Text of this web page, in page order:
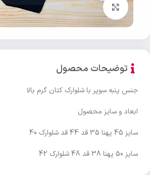
بزرگنمایی تصویر
توضیحات محصول
جنس پنبه سوپر با شلوارک کتان گرم بالا
ابعاد و سایز محصول
سایز 45 پهنا 35 قد 44 قد شلوارک 40
سایز 50 پهنا 38 قد 48 شلوارک 42